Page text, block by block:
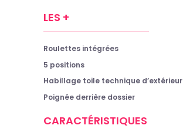
LES +
Roulettes intégrées
5 positions
Habillage toile technique d’extérieur
Poignée derrière dossier
CARACTÉRISTIQUES